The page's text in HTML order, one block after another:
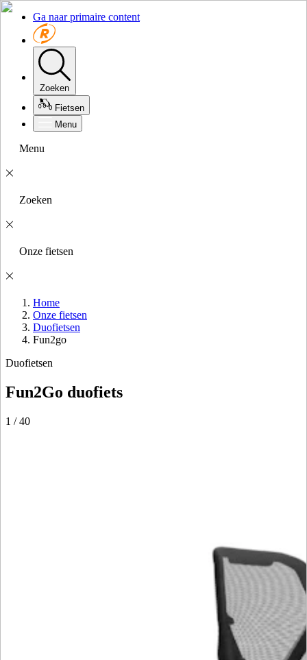
Ga naar primaire content
Zoeken
Fietsen
Menu
Menu
Zoeken
Onze fietsen
Home
Onze fietsen
Duofietsen
Fun2go
Duofietsen
Fun2Go duofiets
1 /40